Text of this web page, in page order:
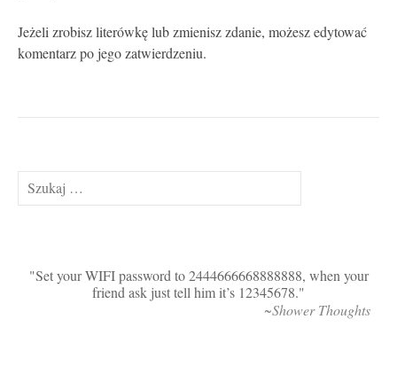
Jeżeli zrobisz literówkę lub zmienisz zdanie, możesz edytować
komentarz po jego zatwierdzeniu.
Szukaj:
Set your WIFI password to 2444666668888888, when your
friend ask just tell him it’s 12345678.
~Shower Thoughts